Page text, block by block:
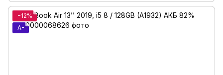
−12%
A-